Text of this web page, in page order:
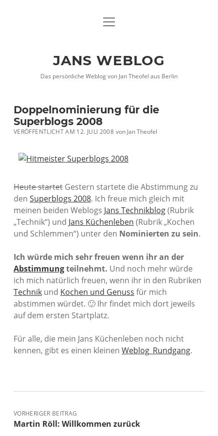
DATENSCHUTZHINWEISE
twitterfacebook
xing
Menü
JANS WEBLOG
Das persönliche Weblog von Jan Theofel aus Berlin
Doppelnominierung für die
Superblogs 2008
VERÖFFENTLICHT AM 12. JULI 2008 vonJan Theofel
Heute startet Gestern startete die Abstimmung zu
den Superblogs 2008. Ich freue mich gleich mit
meinen beiden Weblogs Jans Technikblog(Rubrik
„Technik“) und Jans Küchenleben (Rubrik „Kochen
und Schlemmen“) unter den Nominierten zu sein.
Ich würde mich sehr freuen wenn ihr an der
Abstimmungteilnehmt. Und noch mehr würde
ich mich natürlich freuen, wenn ihr in den Rubriken
Technik und Kochen und Genuss für mich
abstimmen würdet. 🙂 Ihr findet mich dort jeweils
auf dem ersten Startplatz.
Für alle, die mein Jans Küchenleben noch nicht
kennen, gibt es einen kleinen Weblog_Rundgang.
VORHERIGER BEITRAG
Martin Röll: Willkommen zurück